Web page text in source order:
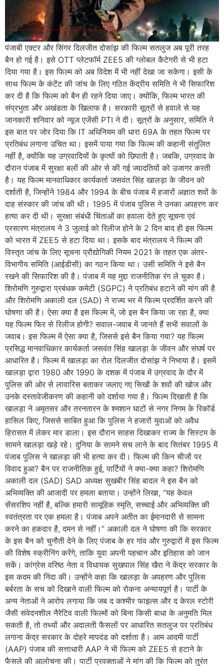
पंजाबी एक्टर और सिंगर दिलजीत दोसांझ की फिल्म सतलुज अब पूरी तरह
बैन हो गई है। इसे OTT प्लेटफॉर्म ZEE5 की ग्लोबल कैटेगरी से भी हटा
दिया गया है। इस फिल्म को अब विदेश में भी नहीं देखा जा सकेगा। इसी के
साथ फिल्म के कंटेंट की जांच के लिए गठित केंद्रीय समिति ने भी सिफारिश
कर दी है कि फिल्म को बैन ही रहने दिया जाए। क्योंकि, फिल्म भारत की
संप्रभुता और अखंडता के खिलाफ है। सरकारी सूत्रों से हवाले से यह
जानकारी शनिवार को न्यूज एजेंसी PTI ने दी। सूत्रों के अनुसार, समिति ने
इस बात पर जोर दिया कि IT अधिनियम की धारा 69A के तहत फिल्म पर
प्रतिबंध लगाना उचित था। इसमें पाया गया कि फिल्म की कहानी संतुलित
नहीं है, क्योंकि यह उग्रवादियों के कृत्यों को छिपाती है। जबकि, उग्रवाद के
दौरान पंजाब में सुरक्षा बलों की ओर से की गई ज्यादतियों को उजागर करती
है। यह फिल्म मानवाधिकार कार्यकर्ता जसवंत सिंह खालड़ा के जीवन को
दर्शाती है, जिन्होंने 1984 और 1994 के बीच पंजाब में हजारों अज्ञात शवों के
दाह संस्कार की जांच की थी। 1995 में पंजाब पुलिस ने उनका अपहरण कर
हत्या कर दी थी। सुरक्षा संबंधी चिंताओं का हवाला देते हुए सूचना एवं
प्रसारण मंत्रालय ने 3 जुलाई को रिलीज होने के 2 दिन बाद ही इस फिल्म
को भारत में ZEE5 से हटा दिया था। इसके बाद मंत्रालय ने फिल्म की
विस्तृत जांच के लिए सूचना प्रौद्योगिकी नियम 2021 के तहत एक अंतर-
विभागीय समिति (आईडीसी) का गठन किया था। उसी समिति ने इसे बैन
रखने की सिफारिश की है। पंजाब में यह मुद्दा राजनीतिक रंग ले चुका है।
शिरोमणि गुरुद्वारा प्रबंधक कमेटी (SGPC) ने प्रतिबंध हटाने की मांग की है
और शिरोमणि अकाली दल (SAD) ने राज्य भर में फिल्म प्रदर्शित करने की
घोषणा की है। ऐसा क्या है इस फिल्म में, जो इस बैन किया जा रहा है, क्या
यह फिल्म फिर से रिलीज होगी? सवाल-जवाब में जानते हैं सभी सवालों के
जवाब। इस फिल्म में ऐसा क्या है, जिससे इसे बैन किया गया? यह फिल्म
प्रसिद्ध मानवाधिकार कार्यकर्ता जसवंत सिंह खालड़ा के जीवन और संघर्ष पर
आधारित है। फिल्म में खालड़ा का रोल दिलजीत दोसांझ ने निभाया है। इसमें
खालड़ा द्वारा 1980 और 1990 के दशक में पंजाब में उग्रवाद के दौर में
पुलिस की ओर से लावारिस बताकर जलाए गए सिखों के शवों की खोज और
उनके दस्तावेजीकरण की कहानी को दर्शाया गया है। फिल्म दिखाती है कि
खालड़ा ने अमृतसर और तरनतारन के श्मशान घाटों से नगर निगम के रिकॉर्ड
हासिल किए, जिससे साबित हुआ कि पुलिस ने हजारों युवाओं को अवैध
हिरासत में लेकर मार डाला। इस दौरान साहस दिखाकर राज्य के सिस्टम के
सामने खालड़ा खड़े रहे। दुनिया के सामने सच लाने के बाद सितंबर 1995 में
पंजाब पुलिस ने खालड़ा की भी हत्या कर दी। फिल्म की किन चीजों पर
विवाद हुआ? बैन पर राजनीतिक हुई, पार्टियों ने क्या-क्या कहा? शिरोमणि
अकाली दल (SAD) SAD अध्यक्ष सुखबीर सिंह बादल ने इस बैन को
अभिव्यक्ति की आजादी पर हमला बताया। उन्होंने लिखा, “यह केवल
सेंसरशिप नहीं है, बल्कि हमारी सामूहिक स्मृति, सच्चाई और अभिव्यक्ति की
स्वतंत्रता पर एक हमला है। पंजाब अपने अतीत का ईमानदारी से सामना
करने का हकदार है, दमन से नहीं।” अकाली दल ने घोषणा की कि सरकार
के इस बैन को चुनौती देने के लिए पंजाब के हर गांव और गुरुद्वारों में इस फिल्म
की विशेष स्क्रीनिंग करेंगे, ताकि युवा अपनी पहचान और इतिहास को जान
सकें। कांग्रेस वरिष्ठ नेता व विधायक सुखपाल सिंह खैरा ने केंद्र सरकार के
इस कदम की निंदा की। उन्होंने कहा कि खालड़ा के अपहरण और पुलिस
बर्बरता के सच को दिखाने वाली फिल्म को रोकना अन्यायपूर्ण है। पार्टी के
अन्य नेताओं ने आरोप लगाया कि जब द कश्मीर फाइल्स और द केरल स्टोरी
जैसी संवेदनशील नैरेटिव वाली फिल्मों को बिना किसी बाधा के अनुमति मिल
सकती है, तो तथ्यों और अदालती फैसलों पर आधारित सतलुज पर प्रतिबंध
लगाना केंद्र सरकार के दोहरे मापदंड को दर्शाता है। आम आदमी पार्टी
(AAP) पंजाब की सत्ताधारी AAP ने भी फिल्म को ZEE5 से हटाने के
फैसले की आलोचना की। पार्टी प्रवक्ताओं ने मांग की कि फिल्म को तुरंत